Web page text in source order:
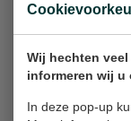
Wij hechten
informeren wij u
In deze pop-up
waarmee
een
resolutie van